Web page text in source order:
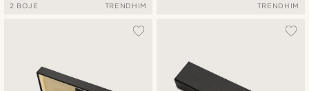
2 BOJE TRENDHIM TRENDHIM